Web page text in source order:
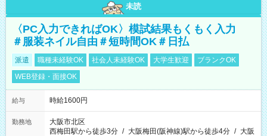
未読
〈PC入力できればOK〉模試結果もくもく入力
＃服装ネイル自由＃短時間OK＃日払
派遣 職種未経験OK 社会人未経験OK 大学生歓迎
ブランクOK
WEB登録・面接OK
給与 時給1600円
勤務地
大阪市北区
西梅田駅から徒歩3分 / 大阪梅田(阪神線)駅から徒歩4分 / 大阪